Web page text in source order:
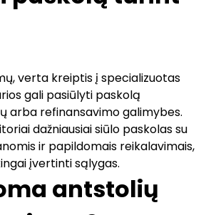
verta kreiptis į specializuotas
gali pasiūlyti paskolą
arba refinansavimo galimybes.
dažniausiai siūlo paskolas su
ir papildomais reikalavimais,
įvertinti sąlygas.
antstolių